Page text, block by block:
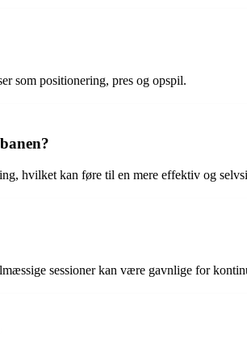
som positionering, pres og opspil.
hvilket kan føre til en mere effektiv og
sessioner kan være gavnlige for